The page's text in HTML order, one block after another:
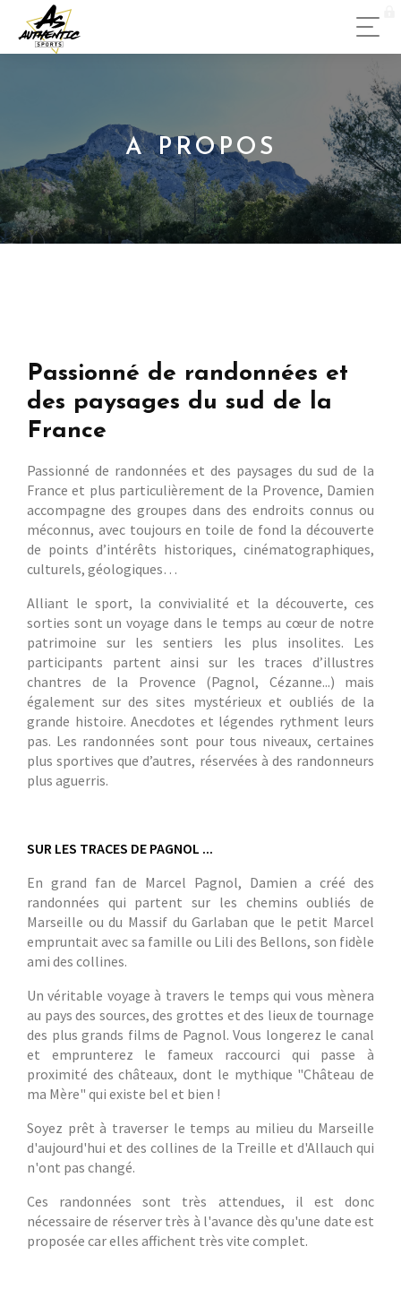
A PROPOS
Passionné de randonnées et
des paysages du sud de la
France
Passionné de randonnées et des paysages du sud de la
France et plus particulièrement de la Provence, Damien
accompagne des groupes dans des endroits connus ou
méconnus, avec toujours en toile de fond la découverte
de points d’intérêts historiques, cinématographiques,
culturels, géologiques…
Alliant le sport, la convivialité et la découverte, ces
sorties sont un voyage dans le temps au cœur de notre
patrimoine sur les sentiers les plus insolites. Les
participants partent ainsi sur les traces d’illustres
chantres de la Provence (Pagnol, Cézanne...) mais
également sur des sites mystérieux et oubliés de la
grande histoire. Anecdotes et légendes rythment leurs
pas. Les randonnées sont pour tous niveaux, certaines
plus sportives que d’autres, réservées à des randonneurs
plus aguerris.
SUR LES TRACES DE PAGNOL ...
En grand fan de Marcel Pagnol, Damien a créé des
randonnées qui partent sur les chemins oubliés de
Marseille ou du Massif du Garlaban que le petit Marcel
empruntait avec sa famille ou Lili des Bellons, son fidèle
ami des collines.
Un véritable voyage à travers le temps qui vous mènera
au pays des sources, des grottes et des lieux de tournage
des plus grands films de Pagnol. Vous longerez le canal
et emprunterez le fameux raccourci qui passe à
proximité des châteaux, dont le mythique "Château de
ma Mère" qui existe bel et bien !
Soyez prêt à traverser le temps au milieu du Marseille
d'aujourd'hui et des collines de la Treille et d'Allauch qui
n'ont pas changé.
Ces randonnées sont très attendues, il est donc
nécessaire de réserver très à l'avance dès qu'une date est
proposée car elles affichent très vite complet.